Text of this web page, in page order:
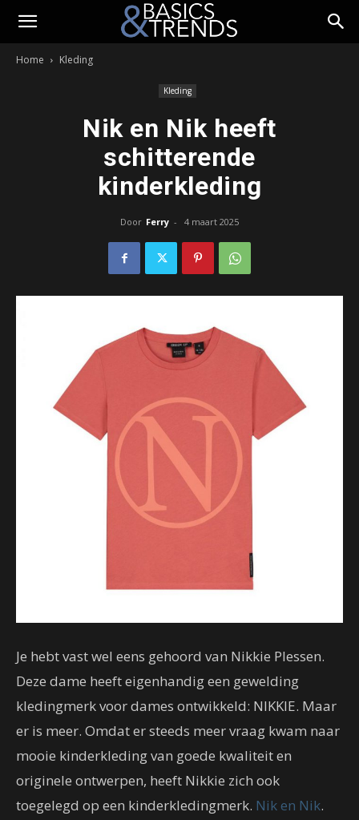
Home Kleding
Kleding
Nik en Nik heeft
schitterende
kinderkleding
Door Ferry - 4 maart 2025
Je hebt vast wel eens gehoord van Nikkie Plessen.
Deze dame heeft eigenhandig een gewelding
kledingmerk voor dames ontwikkeld: NIKKIE. Maar
er is meer. Omdat er steeds meer vraag kwam naar
mooie kinderkleding van goede kwaliteit en
originele ontwerpen, heeft Nikkie zich ook
toegelegd op een kinderkledingmerk. Nik en Nik.